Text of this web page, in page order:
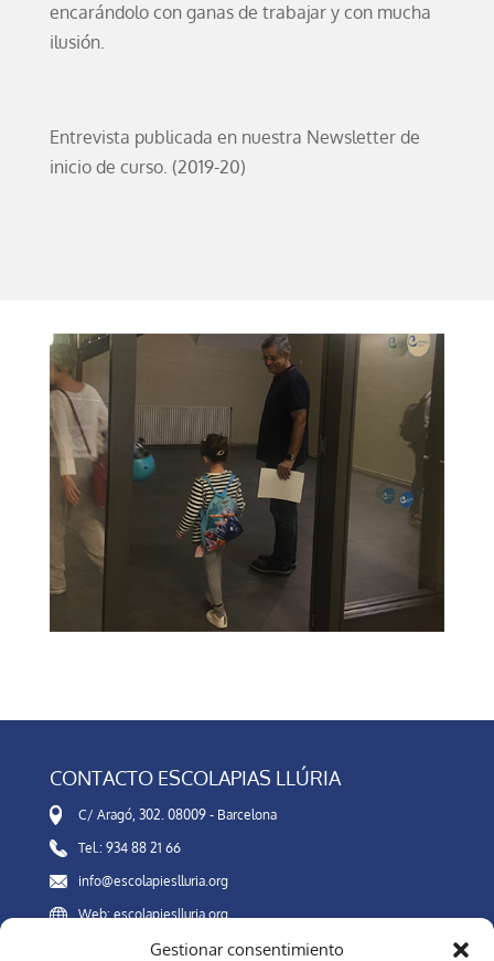
Gestionar consentimiento
encarándolo con ganas de trabajar y con mucha
ilusión.
Entrevista publicada en nuestra Newsletter de
inicio de curso. (2019-20)
CONTACTO ESCOLAPIAS LLÚRIA
C/ Aragó, 302. 08009 - Barcelona
Tel.: 934 88 21 66
info@escolapieslluria.org
Web: escolapieslluria.org